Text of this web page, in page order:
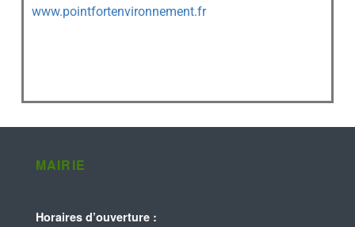
www.pointfortenvironnement.fr
MAIRIE
Horaires d’ouverture :